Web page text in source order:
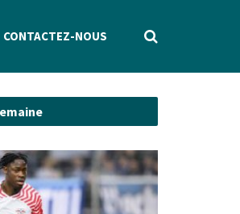
CONTACTEZ-NOUS